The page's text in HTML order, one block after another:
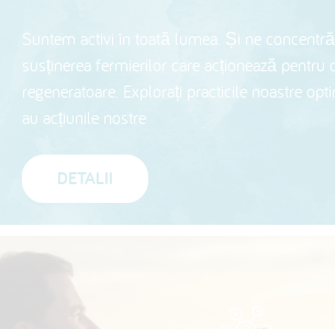
Suntem activi în toată lumea. Și ne
susținerea fermierilor care acționează pentru
regeneratoare. Explorați practicile noastre
au acțiunile nostre
DETALII